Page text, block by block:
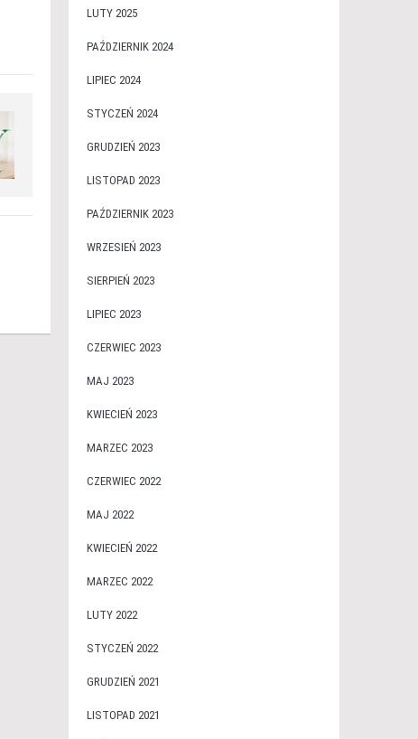
LUTY 2025
PAŹDZIERNIK 2024
LIPIEC 2024
STYCZEŃ 2024
GRUDZIEŃ 2023
LISTOPAD 2023
PAŹDZIERNIK 2023
WRZESIEŃ 2023
SIERPIEŃ 2023
LIPIEC 2023
CZERWIEC 2023
MAJ 2023
KWIECIEŃ 2023
MARZEC 2023
CZERWIEC 2022
MAJ 2022
KWIECIEŃ 2022
MARZEC 2022
LUTY 2022
STYCZEŃ 2022
GRUDZIEŃ 2021
LISTOPAD 2021